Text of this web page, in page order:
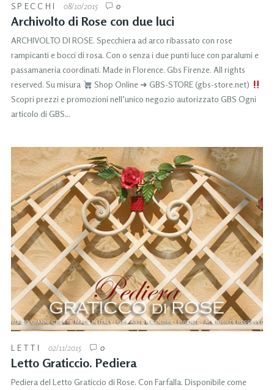
SPECCHI 08/10/2015 0
Archivolto di Rose con due luci
ARCHIVOLTO DI ROSE. Specchiera ad arco ribassato con rose
rampicanti e bocci di rosa. Con o senza i due punti luce con paralumi e
passamaneria coordinati. Made in Florence. Gbs Firenze. All rights
reserved. Su misura
Shop Online ➜ GBS-STORE (gbs-store.net)
Scopri prezzi e promozioni nell’unico negozio autorizzato GBS Ogni
articolo di GBS…
LETTI 02/11/2015 0
Letto Graticcio. Pediera
Pediera del Letto Graticcio di Rose. Con Farfalla. Disponibile come